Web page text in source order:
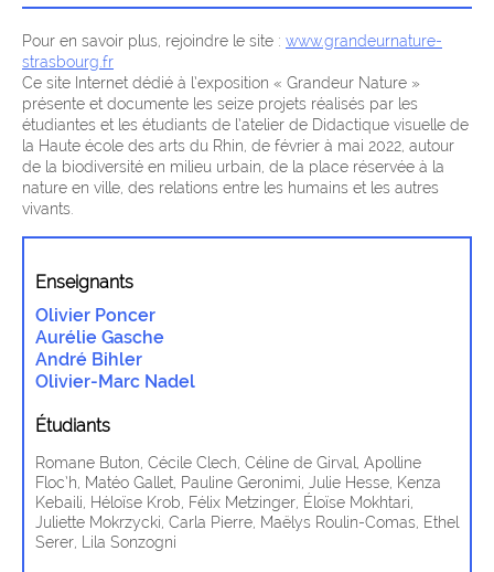
Pour en savoir plus, rejoindre le site : www.grandeurnature-
strasbourg.fr
Ce site Internet dédié à l’exposition « Grandeur Nature »
présente et documente les seize projets réalisés par les
étudiantes et les étudiants de l’atelier de Didactique visuelle de
la Haute école des arts du Rhin, de février à mai 2022, autour
de la biodiversité en milieu urbain, de la place réservée à la
nature en ville, des relations entre les humains et les autres
vivants.
Enseignants
Olivier Poncer
Aurélie Gasche
André Bihler
Olivier-Marc Nadel
Étudiants
Romane Buton, Cécile Clech, Céline de Girval, Apolline
Floc’h, Matéo Gallet, Pauline Geronimi, Julie Hesse, Kenza
Kebaili, Héloïse Krob, Félix Metzinger, Éloïse Mokhtari,
Juliette Mokrzycki, Carla Pierre, Maëlys Roulin-Comas, Ethel
Serer, Lila Sonzogni